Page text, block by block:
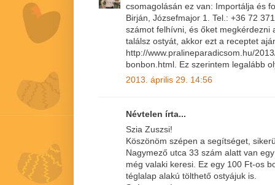
csomagolásán ez van: Importálja és
Birján, Józsefmajor 1. Tel.: +36 72
számot felhívni, és őket megkérdezni
találsz ostyát, akkor ezt a receptet
http://www.pralineparadicsom.hu/
bonbon.html. Ez szerintem legalább
2013. április 29. 14:56
Névtelen írta...
Szia Zuszsi!
Köszönöm szépen a segítséget,
Nagymező utca 33 szám alatt van
még valaki keresi. Ez egy 100 Ft-os
téglalap alakú tölthető ostyájuk is.